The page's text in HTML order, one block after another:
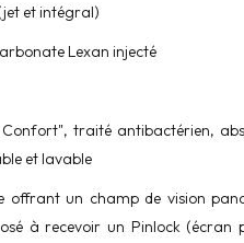
et intégral)
Lexan injecté
Confort", traité antibactérien,
et lavable
offrant un champ de vision
à recevoir un Pinlock (écran